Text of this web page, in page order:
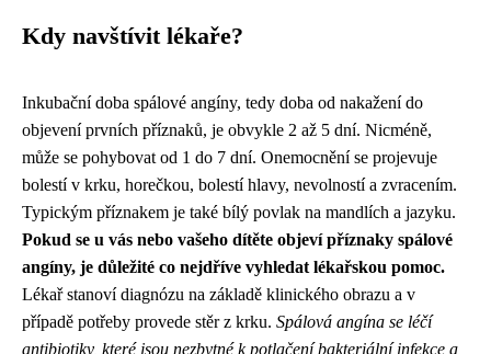
Kdy navštívit lékaře?
Inkubační doba spálové angíny, tedy doba od nakažení do
objevení prvních příznaků, je obvykle 2 až 5 dní. Nicméně,
může se pohybovat od 1 do 7 dní. Onemocnění se projevuje
bolestí v krku, horečkou, bolestí hlavy, nevolností a zvracením.
Typickým příznakem je také bílý povlak na mandlích a jazyku.
Pokud se u vás nebo vašeho dítěte objeví příznaky spálové
angíny, je důležité co nejdříve vyhledat lékařskou pomoc.
Lékař stanoví diagnózu na základě klinického obrazu a v
případě potřeby provede stěr z krku. Spálová angína se léčí
antibiotiky, které jsou nezbytné k potlačení bakteriální infekce a